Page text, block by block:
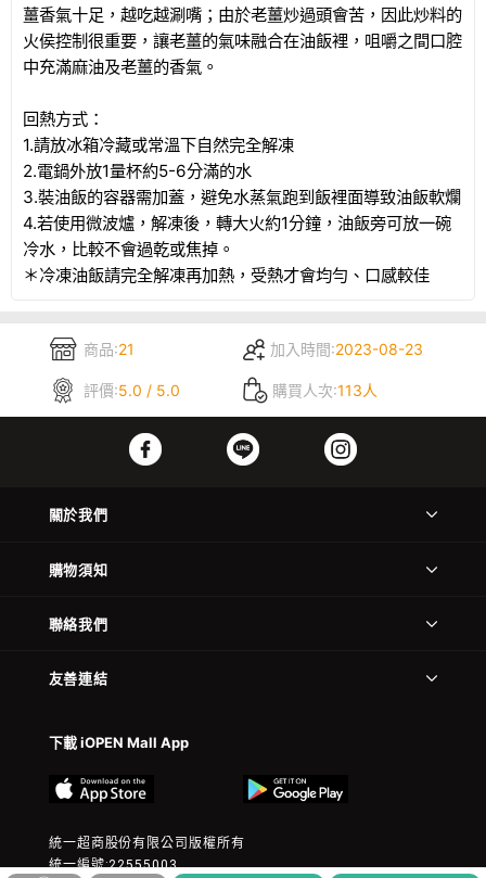
薑香氣十足，越吃越涮嘴；由於老薑炒過頭會苦，因此炒料的
火侯控制很重要，讓老薑的氣味融合在油飯裡，咀嚼之間口腔
中充滿麻油及老薑的香氣。
回熱方式：
1.請放冰箱冷藏或常溫下自然完全解凍
2.電鍋外放1量杯約5-6分滿的水
3.裝油飯的容器需加蓋，避免水蒸氣跑到飯裡面導致油飯軟爛
4.若使用微波爐，解凍後，轉大火約1分鐘，油飯旁可放一碗
冷水，比較不會過乾或焦掉。
＊冷凍油飯請完全解凍再加熱，受熱才會均勻、口感較佳
商品:21 加入時間:2023-08-23
評價:5.0 / 5.0 購買人次:113人
關於我們
購物須知
聯絡我們
友善連結
下載 iOPEN Mall App
統一超商股份有限公司版權所有
統一編號:22555003